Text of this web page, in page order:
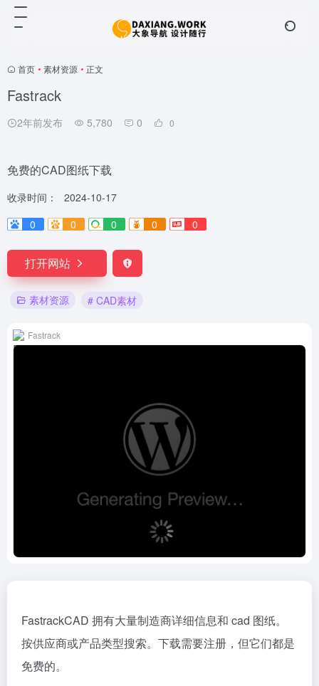
首页 • 素材资源 • 正文
Fastrack
2年前发布 5,780 0 0
免费的CAD图纸下载
收录时间：
2024-10-17
0
0 0 0 0
打开网站
素材资源 # CAD素材
Fastrack
FastrackCAD 拥有大量制造商详细信息和 cad 图纸。
按供应商或产品类型搜索。下载需要注册，但它们都是
免费的。